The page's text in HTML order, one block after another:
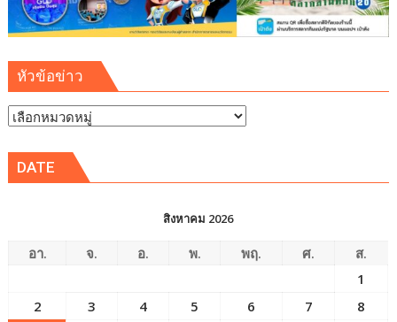
หัวข้อข่าว
หัวข้อ
DATE
สิงหาคม 2026
อา. จ. อ. พ. พฤ. ศ.
ส.
1
2
3 4 5 6 7
8